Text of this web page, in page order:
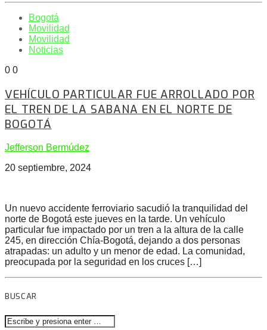
Bogotá
Movilidad
Movilidad
Noticias
0 0
VEHÍCULO PARTICULAR FUE ARROLLADO POR
EL TREN DE LA SABANA EN EL NORTE DE
BOGOTÁ
Jefferson Bermúdez
20 septiembre, 2024
Un nuevo accidente ferroviario sacudió la tranquilidad del
norte de Bogotá este jueves en la tarde. Un vehículo
particular fue impactado por un tren a la altura de la calle
245, en dirección Chía-Bogotá, dejando a dos personas
atrapadas: un adulto y un menor de edad. La comunidad,
preocupada por la seguridad en los cruces […]
BUSCAR